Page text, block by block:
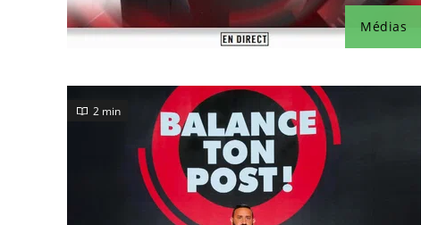
Médias
2 min